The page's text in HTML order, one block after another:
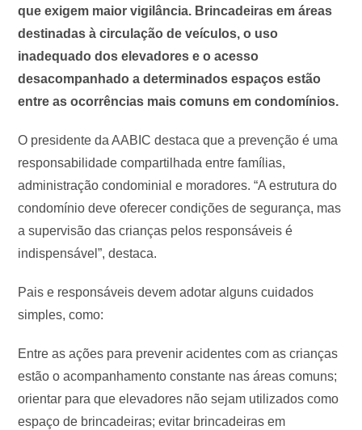
que exigem maior vigilância. Brincadeiras em áreas
destinadas à circulação de veículos, o uso
inadequado dos elevadores e o acesso
desacompanhado a determinados espaços estão
entre as ocorrências mais comuns em condomínios.
O presidente da AABIC destaca que a prevenção é uma
responsabilidade compartilhada entre famílias,
administração condominial e moradores. “A estrutura do
condomínio deve oferecer condições de segurança, mas
a supervisão das crianças pelos responsáveis é
indispensável”, destaca.
Pais e responsáveis devem adotar alguns cuidados
simples, como:
Entre as ações para prevenir acidentes com as crianças
estão o acompanhamento constante nas áreas comuns;
orientar para que elevadores não sejam utilizados como
espaço de brincadeiras; evitar brincadeiras em